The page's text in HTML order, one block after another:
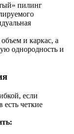
пилинг
и каркас, а
однородность и
если
есть четкие